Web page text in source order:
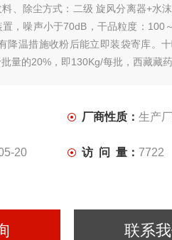
、除尘方式：二级 旋风分离器+水
，噪声小于70dB，干品粒度：100
降温措施收粉后能立即装袋寄库。
量的20%，即130Kg/每批，西藏藏
厂商性质： 生产
20 访 问 量： 7722
联系